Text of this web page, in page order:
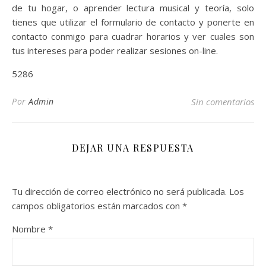
de tu hogar, o aprender lectura musical y teoría, solo
tienes que utilizar el formulario de contacto y ponerte en
contacto conmigo para cuadrar horarios y ver cuales son
tus intereses para poder realizar sesiones on-line.
5286
Por Admin Sin comentarios
DEJAR UNA RESPUESTA
Tu dirección de correo electrónico no será publicada. Los
campos obligatorios están marcados con *
Nombre *